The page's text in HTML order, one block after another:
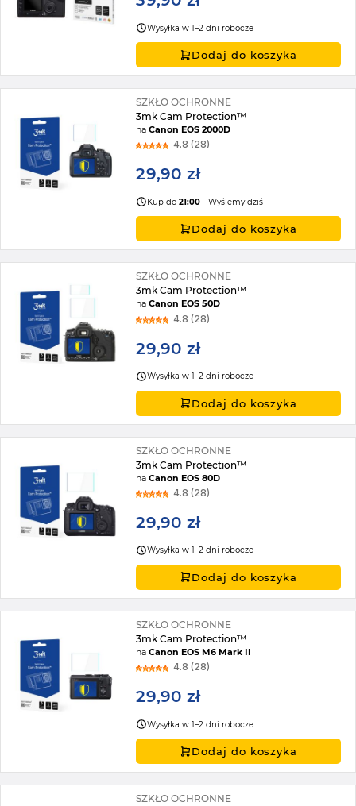
Wysyłka w 1–2 dni robocze
Dodaj do koszyka
SZKŁO OCHRONNE
3mk Cam Protection™
naCanon EOS 2000D
4.8 (28)
29,90 zł
Kup do21:00 - Wyślemy dziś
Dodaj do koszyka
SZKŁO OCHRONNE
3mk Cam Protection™
naCanon EOS 50D
4.8 (28)
29,90 zł
Wysyłka w 1–2 dni robocze
Dodaj do koszyka
SZKŁO OCHRONNE
3mk Cam Protection™
naCanon EOS 80D
4.8 (28)
29,90 zł
Wysyłka w 1–2 dni robocze
Dodaj do koszyka
SZKŁO OCHRONNE
3mk Cam Protection™
naCanon EOS M6 Mark II
4.8 (28)
29,90 zł
Wysyłka w 1–2 dni robocze
Dodaj do koszyka
SZKŁO OCHRONNE